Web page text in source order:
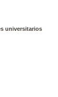
universitarios